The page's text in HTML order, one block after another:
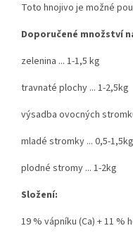
Toto hnojivo je možné
Doporučené množství
zelenina ... 1-1,5 kg
travnaté plochy ... 1-2,5kg
výsadba ovocných
mladé stromky ... 0,5-1,5kg
plodné stromy ... 1-2kg
Složení:
19 % vápníku (Ca) + 11 %